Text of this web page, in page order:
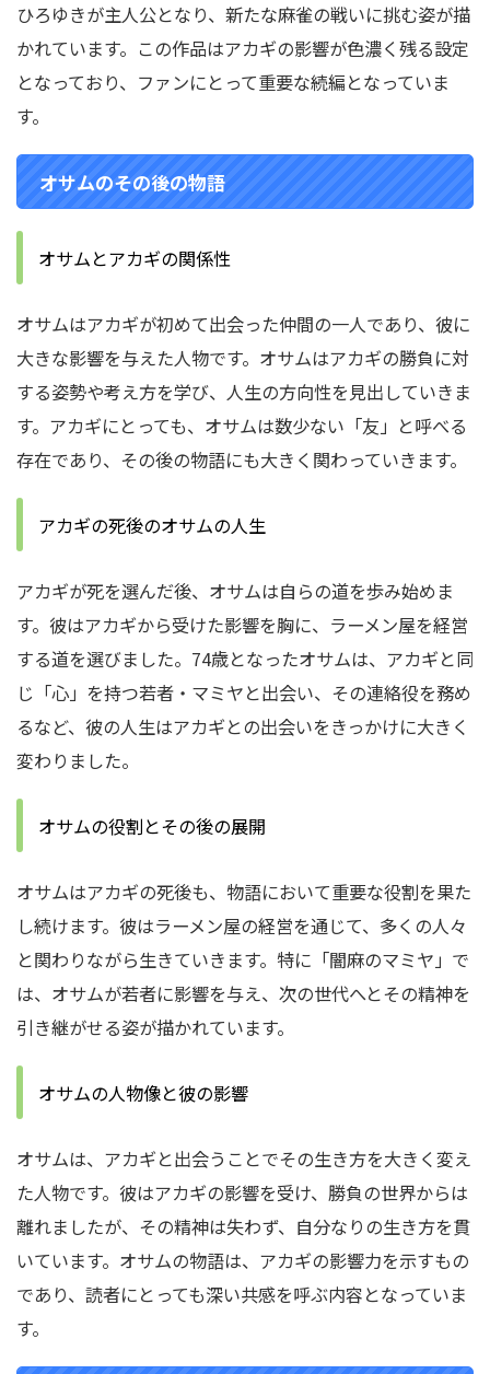
ひろゆきが主人公となり、新たな麻雀の戦いに挑む姿が描
かれています。この作品はアカギの影響が色濃く残る設定
となっており、ファンにとって重要な続編となっていま
す。
オサムのその後の物語
オサムとアカギの関係性
オサムはアカギが初めて出会った仲間の一人であり、彼に
大きな影響を与えた人物です。オサムはアカギの勝負に対
する姿勢や考え方を学び、人生の方向性を見出していきま
す。アカギにとっても、オサムは数少ない「友」と呼べる
存在であり、その後の物語にも大きく関わっていきます。
アカギの死後のオサムの人生
アカギが死を選んだ後、オサムは自らの道を歩み始めま
す。彼はアカギから受けた影響を胸に、ラーメン屋を経営
する道を選びました。74歳となったオサムは、アカギと同
じ「心」を持つ若者・マミヤと出会い、その連絡役を務め
るなど、彼の人生はアカギとの出会いをきっかけに大きく
変わりました。
オサムの役割とその後の展開
オサムはアカギの死後も、物語において重要な役割を果た
し続けます。彼はラーメン屋の経営を通じて、多くの人々
と関わりながら生きていきます。特に「闇麻のマミヤ」で
は、オサムが若者に影響を与え、次の世代へとその精神を
引き継がせる姿が描かれています。
オサムの人物像と彼の影響
オサムは、アカギと出会うことでその生き方を大きく変え
た人物です。彼はアカギの影響を受け、勝負の世界からは
離れましたが、その精神は失わず、自分なりの生き方を貫
いています。オサムの物語は、アカギの影響力を示すもの
であり、読者にとっても深い共感を呼ぶ内容となっていま
す。